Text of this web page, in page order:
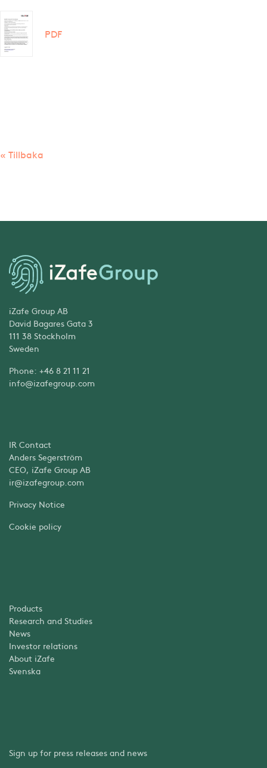
PDF
« Tillbaka
iZafe Group AB
David Bagares Gata 3
111 38 Stockholm
Sweden
Phone: +46 8 21 11 21
info@izafegroup.com
IR Contact
Anders Segerström
CEO, iZafe Group AB
ir@izafegroup.com
Privacy Notice
Cookie policy
Products
Research and Studies
News
Investor relations
About iZafe
Svenska
Sign up for press releases and news